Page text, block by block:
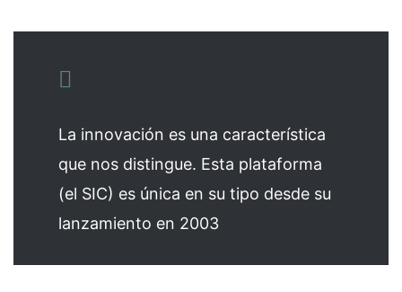
La innovación es una característica
que nos distingue. Esta plataforma
(el SIC) es única en su tipo desde su
lanzamiento en 2003